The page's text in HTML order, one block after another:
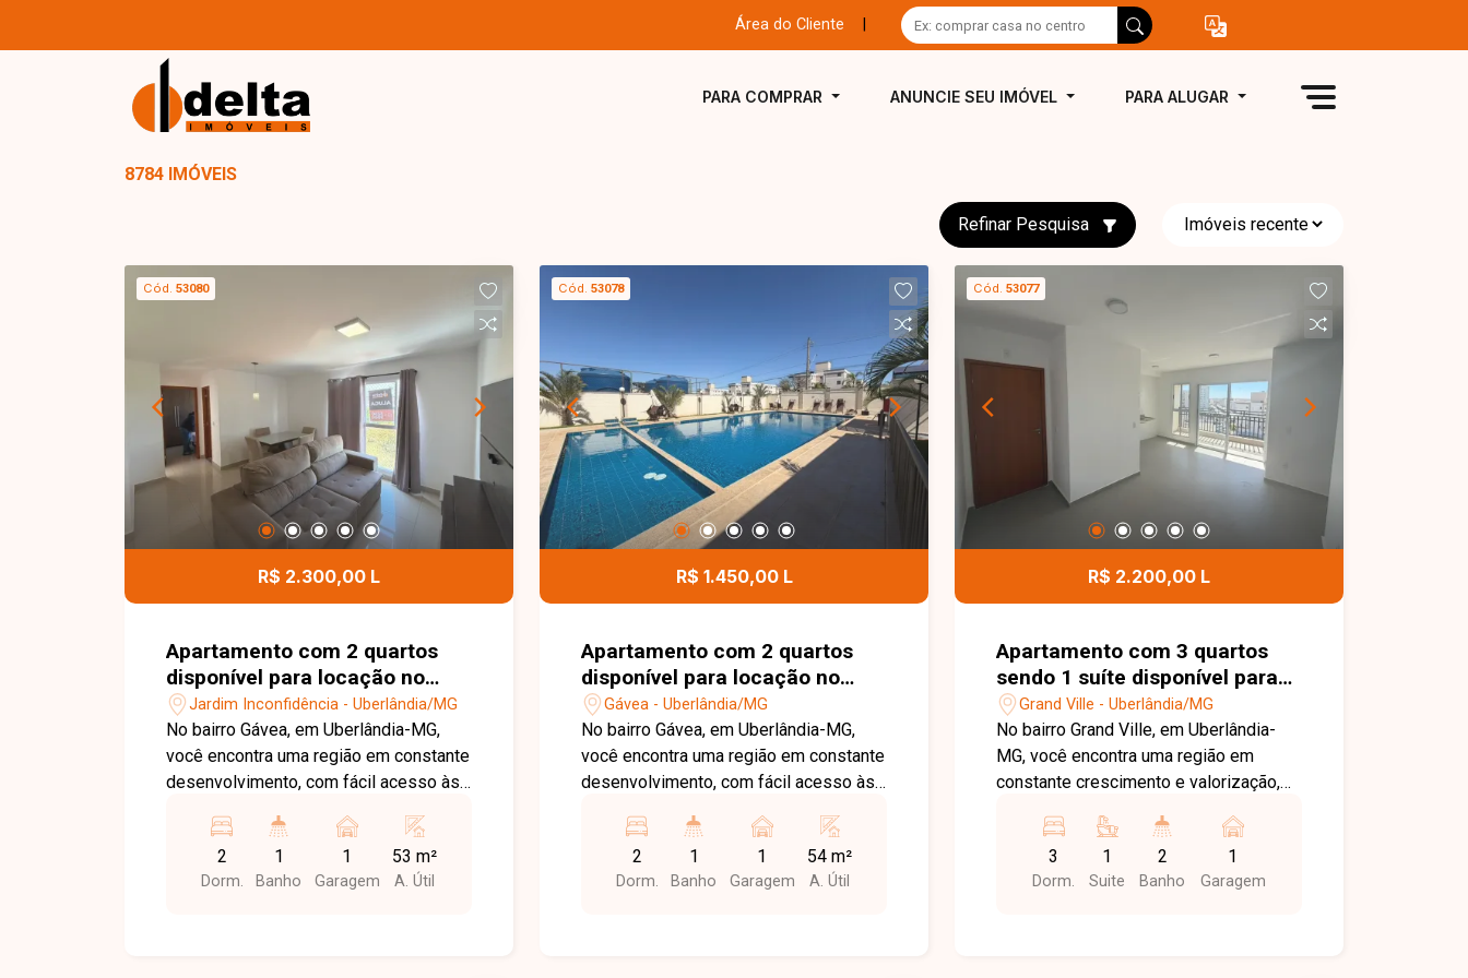
Área do Cliente
PARA COMPRAR ANUNCIE SEU IMÓVEL PARA ALUGAR
8784 IMÓVEIS
Refinar Pesquisa
Cód. 53080
R$ 2.300,00 L
Apartamento com 2 quartos
disponível para locação no
bairro Jardim Inconfidência em
Uberlândia-MG
Jardim Inconfidência - Uberlândia/MG
No bairro Gávea, em Uberlândia-MG,
você encontra uma região em constante
desenvolvimento, com fácil acesso às
com supermercados, escolas,
farmácias e diversos comércios,
proporcionando praticidade e qualidade
2
Dorm.
1
Banho
1
Garagem
53 m²
A. Útil
Cód. 53078
R$ 1.450,00 L
Apartamento com 2 quartos
disponível para locação no
bairro Gávea em Uberlândia-
MG
Gávea - Uberlândia/MG
No bairro Gávea, em Uberlândia-MG,
você encontra uma região em constante
desenvolvimento, com fácil acesso às
com supermercados, escolas,
farmácias e diversos comércios,
proporcionando praticidade e qualidade
2
Dorm.
1
Banho
1
Garagem
54 m²
A. Útil
Cód. 53077
R$ 2.200,00 L
Apartamento com 3 quartos
sendo 1 suíte disponível para
locação no bairro Grand Ville
em Uberlândia-MG
Grand Ville - Uberlândia/MG
No bairro Grand Ville, em Uberlândia-
MG, você encontra uma região em
constante crescimento e valorização,
acesso às principais vias da cidade e
proximidade com supermercados,
escolas, farmácias e diversos
3
Dorm.
1
Suite
2
Banho
1
Garagem